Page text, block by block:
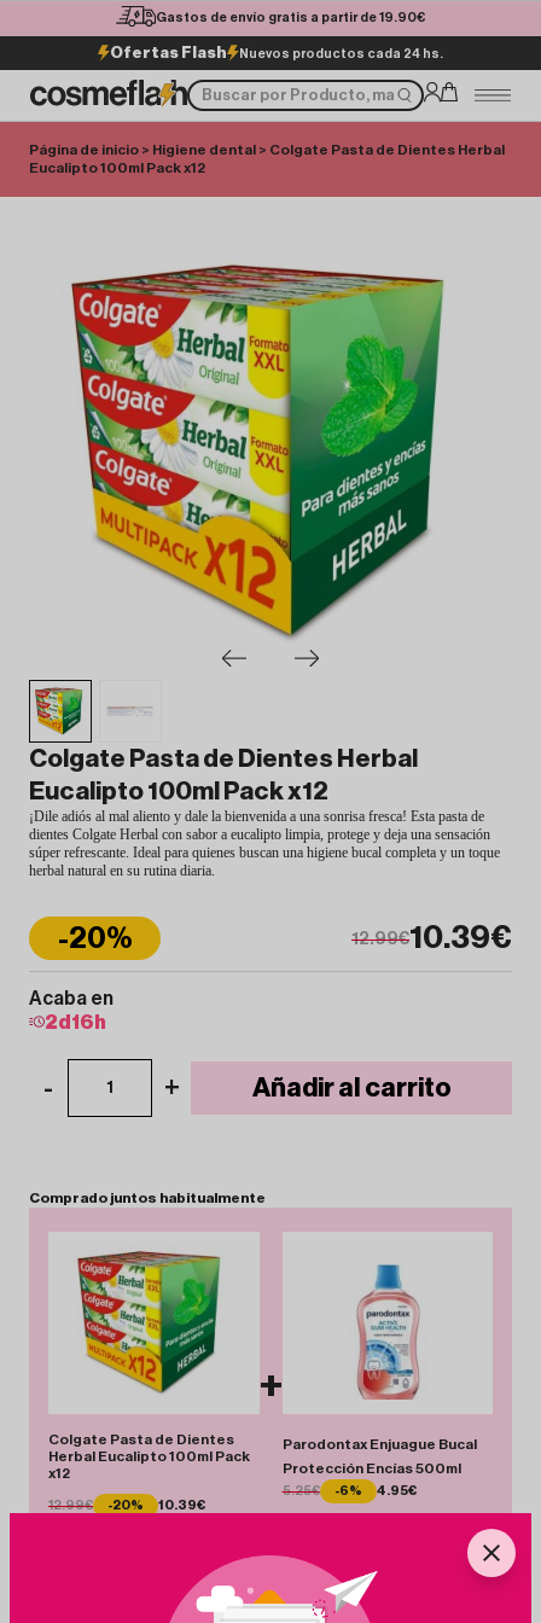
Gastos de envío gratis a partir de 19.90€
Ofertas Flash Nuevos productos cada 24 hs.
Página de inicio > Higiene dental > Colgate Pasta de Dientes Herbal
Eucalipto 100ml Pack x12
Colgate Pasta de Dientes Herbal
Eucalipto 100ml Pack x12
¡Dile adiós al mal aliento y dale la bienvenida a una sonrisa fresca! Esta pasta de
dientes Colgate Herbal con sabor a eucalipto limpia, protege y deja una sensación
súper refrescante. Ideal para quienes buscan una higiene bucal completa y un toque
herbal natural en su rutina diaria.
10.39€
-20% 12.99€
Acaba en
2d 16 h
- 1 + Añadir al carrito
Comprado juntos habitualmente
Colgate Pasta de Dientes
Herbal Eucalipto 100ml Pack
x12
12.99€ -20% 10.39€
+
Parodontax Enjuague Bucal
Protección Encías 500ml
5.25€ -6% 4.95€
Total 15.34 € Añadir Pack